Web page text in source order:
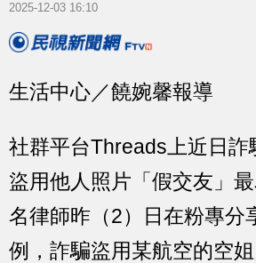
2025-12-03 16:10
生活中心／饒婉馨報導
社群平台Threads上近日詐
盜用他人照片「假交友」
名律師昨（2）日在粉專分
例，詐騙盜用某航空的空